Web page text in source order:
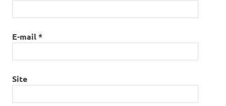
E-mail*
Site